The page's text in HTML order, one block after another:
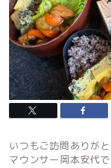
いつもご訪問ありが
マウンサー岡本安代で